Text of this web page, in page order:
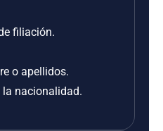
filiación.
o apellidos.
nacionalidad.